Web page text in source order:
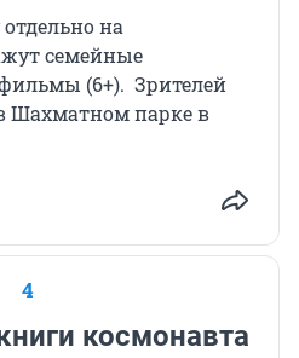
на
семейные
(6+). Зрителей
Шахматном парке в
4
космонавта